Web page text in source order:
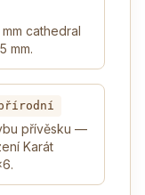
cathedral
mm.
přírodní
přívěsku —
Karát